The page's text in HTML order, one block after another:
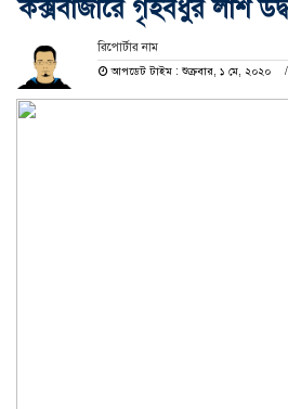
কক্সবাজারে গৃহবধুর লাশ
রিপোর্টার নাম
আপডেট টাইম : শুক্রবার, ১ মে, ২০২০